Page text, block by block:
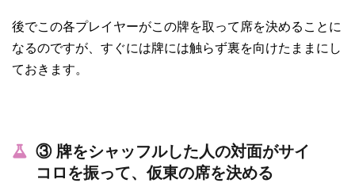
後でこの各プレイヤーがこの牌を取って席を決めることに
なるのですが、すぐには牌には触らず裏を向けたままにし
ておきます。
③ 牌をシャッフルした人の対面がサイ
コロを振って、仮東の席を決める